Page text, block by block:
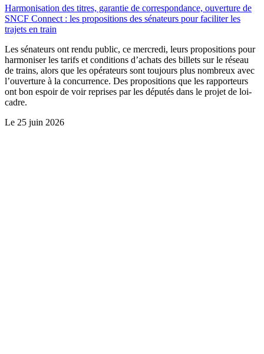
Harmonisation des titres, garantie de correspondance, ouverture de
SNCF Connect : les propositions des sénateurs pour faciliter les
trajets en train
Les sénateurs ont rendu public, ce mercredi, leurs propositions pour
harmoniser les tarifs et conditions d’achats des billets sur le réseau
de trains, alors que les opérateurs sont toujours plus nombreux avec
l’ouverture à la concurrence. Des propositions que les rapporteurs
ont bon espoir de voir reprises par les députés dans le projet de loi-
cadre.
Le 25 juin 2026